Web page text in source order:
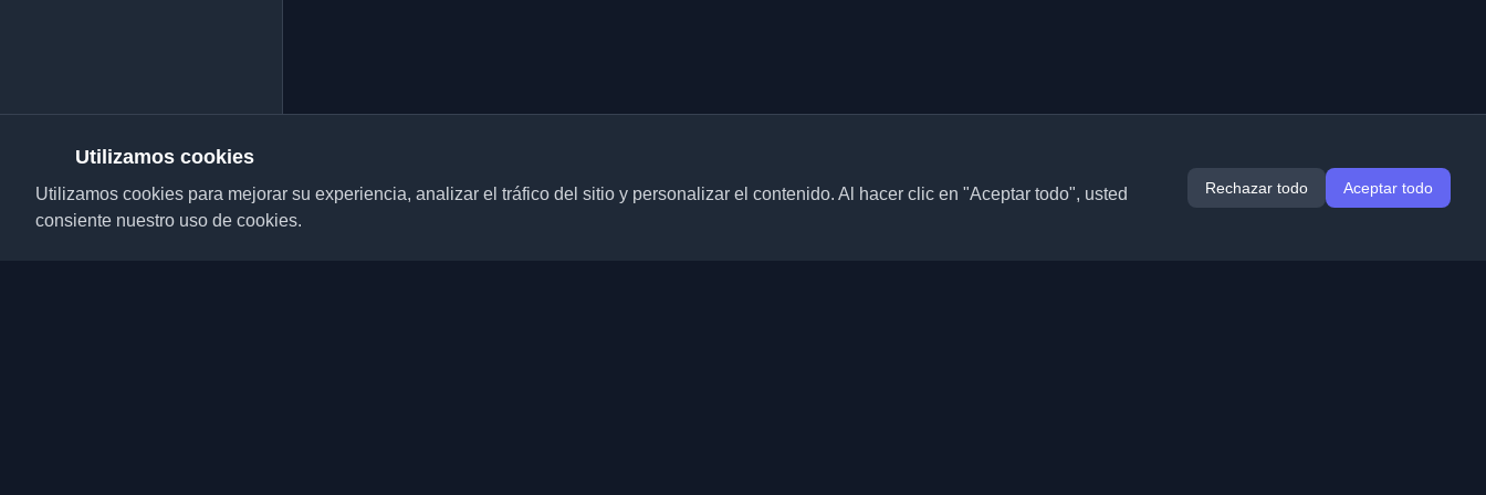
Utilizamos cookies
Utilizamos cookies para mejorar su experiencia, analizar el tráfico del sitio y personalizar el contenido. Al hacer clic en "Aceptar todo", usted
consiente nuestro uso de cookies.
Rechazar todo Aceptar todo